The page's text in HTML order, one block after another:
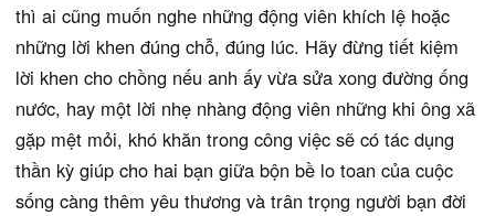
thì ai cũng muốn nghe những động viên khích lệ hoặc
những lời khen đúng chỗ, đúng lúc. Hãy đừng tiết kiệm
lời khen cho chồng nếu anh ấy vừa sửa xong đường ống
nước, hay một lời nhẹ nhàng động viên những khi ông xã
gặp mệt mỏi, khó khăn trong công việc sẽ có tác dụng
thần kỳ giúp cho hai bạn giữa bộn bề lo toan của cuộc
sống càng thêm yêu thương và trân trọng người bạn đời